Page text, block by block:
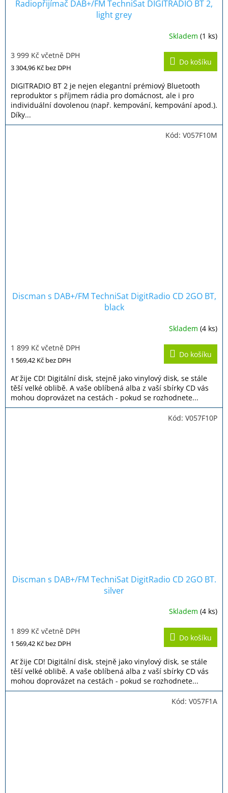
Radiopřijímač DAB+/FM TechniSat DIGITRADIO BT 2,
light grey
Skladem (1 ks)
3 999 Kč včetně DPH
3 304,96 Kč bez DPH
Do košíku
DIGITRADIO BT 2 je nejen elegantní prémiový Bluetooth
reproduktor s příjmem rádia pro domácnost, ale i pro
individuální dovolenou (např. kempování, kempování apod.).
Díky...
Discman s DAB+/FM TechniSat DigitRadio CD 2GO BT,
black
produktu
je
z
5
hvězdiček.
Skladem(4 ks)
1 899 Kč včetně DPH
1 569,42 Kč bez DPH
Do košíku
Ať žije CD! Digitální disk, stejně jako vinylový disk, se stále
těší velké oblibě. A vaše oblíbená alba z vaší sbírky CD vás
mohou doprovázet na cestách - pokud se rozhodnete...
Kód: V057F10M
Discman s DAB+/FM TechniSat DigitRadio CD 2GO BT.
silver
produktu
je
z
5
hvězdiček.
Skladem(4 ks)
1 899 Kč včetně DPH
1 569,42 Kč bez DPH
Do košíku
Ať žije CD! Digitální disk, stejně jako vinylový disk, se stále
těší velké oblibě. A vaše oblíbená alba z vaší sbírky CD vás
mohou doprovázet na cestách - pokud se rozhodnete...
Kód: V057F10P
Kód: V057F1A